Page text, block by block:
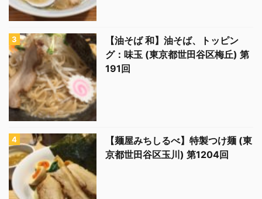
【油そば 和】油そば、トッピン
グ：味玉 (東京都世田谷区梅丘) 第
191回
【麺屋みちしるべ】特製つけ麺 (東
京都世田谷区玉川) 第1204回